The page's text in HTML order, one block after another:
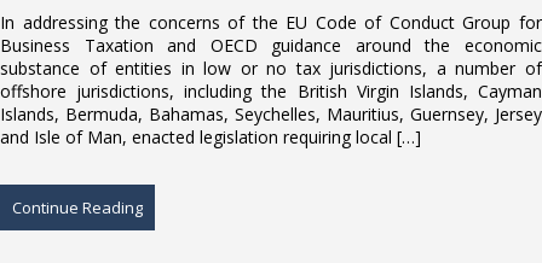
In addressing the concerns of the EU Code of Conduct Group for
Business Taxation and OECD guidance around the economic
substance of entities in low or no tax jurisdictions, a number of
offshore jurisdictions, including the British Virgin Islands, Cayman
Islands, Bermuda, Bahamas, Seychelles, Mauritius, Guernsey, Jersey
and Isle of Man, enacted legislation requiring local […]
Continue Reading